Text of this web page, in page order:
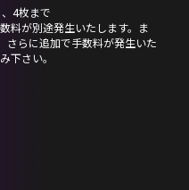
4枚まで
料が別途発生いたします。ま
さらに追加で手数料が発生いた
下さい。